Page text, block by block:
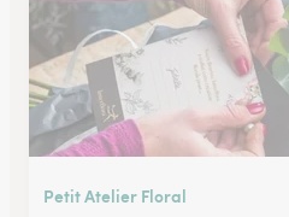
Petit Atelier Floral